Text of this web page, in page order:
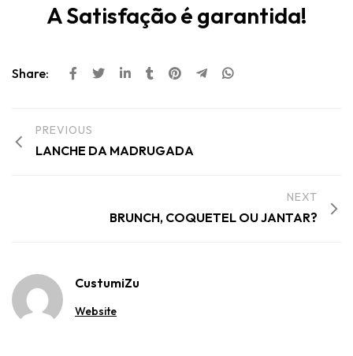
A Satisfação é garantida!
Share:
PREVIOUS
LANCHE DA MADRUGADA
NEXT
BRUNCH, COQUETEL OU JANTAR?
CustumiZu
Website